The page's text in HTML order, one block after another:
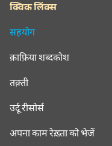
क्विक लिंक्स
सहयोग
क़ाफ़िया शब्दकोश
तक़्ती
उर्दू रीसोर्स
अपना काम रेख़्ता को भेजें